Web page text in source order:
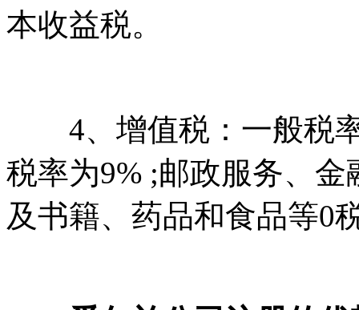
本收益税。
4、增值税：一般税率
税率为9% ;邮政服务、
及书籍、药品和食品等0